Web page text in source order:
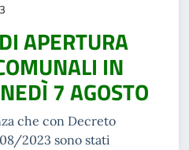
APERTURA
IN
7 AGOSTO
che con Decreto
2023 sono stati